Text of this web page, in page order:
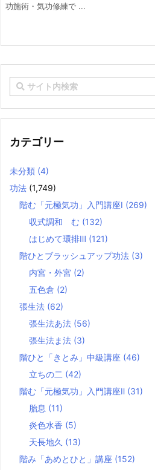
功施術・気功修練で ...
カテゴリー
未分類 (4)
功法 (1,749)
階む「元極気功」入門講座Ⅰ (269)
収式調和 む (132)
はじめて環排Ⅲ (121)
階ひとブラッシュアップ功法 (3)
内宮・外宮 (2)
五色倉 (2)
張生法 (62)
張生法あ法 (56)
張生法ま法 (3)
階ひと「きとみ」中級講座 (46)
立ちの二 (42)
階む「元極気功」入門講座Ⅱ (31)
胎息 (11)
炎色水香 (5)
天長地久 (13)
階み「あめとひと」講座 (152)